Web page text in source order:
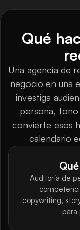
Qué
Una agencia de
negocio en una
investiga
persona,
convierte esos
calendario
Auditoría de
copywriting,
para